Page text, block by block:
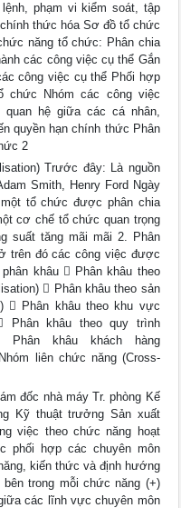
phạm vi kiểm soát, tập
thức hóa Sơ đồ tổ chức
năng tổ chức: Phân chia
các công việc cụ thể Gắn
công việc cụ thể Phối hợp
chức Nhóm các công việc
hệ giữa các cá nhân,
quyền hạn chính thức Phân
2
Trước đây: Là nguồn
Smith, Henry Ford Ngày
tổ chức được phân chia
cơ chế tổ chức quan trọng
suất tăng mãi mãi 2. Phân
trên đó các công việc được
khâu  Phân khâu theo
 Phân khâu theo sản
 Phân khâu theo khu vực
 Phân khâu theo quy trình
Phân khâu khách hàng
liên chức năng (Cross-
đốc nhà máy Tr. phòng Kế
Kỹ thuật trưởng Sản xuất
việc theo chức năng hoạt
phối hợp các chuyên môn
kiến thức và định hướng
trong mỗi chức năng (+)
các lĩnh vực chuyên môn